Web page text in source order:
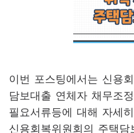
이번 포스팅에서는 신용
담보대출 연체자 채무조
필요서류등에 대해 자세
신용회복위원회의 주택